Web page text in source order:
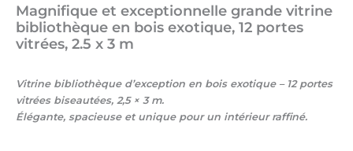
Magnifique et exceptionnelle grande vitrine
bibliothèque en bois exotique, 12 portes
vitrées, 2.5 x 3 m
Vitrine bibliothèque d’exception en bois exotique – 12 portes
vitrées biseautées, 2,5 × 3 m.
Élégante, spacieuse et unique pour un intérieur raffiné.